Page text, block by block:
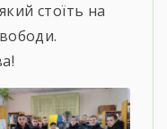
стоїть на